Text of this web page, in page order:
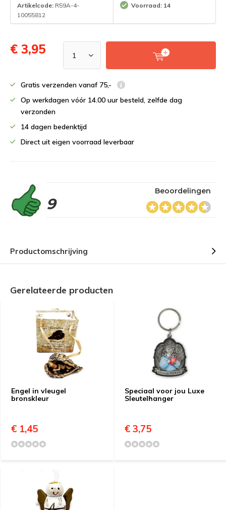
Artikelcode: R59A-4-
10055812
Voorraad: 14
€ 3,95
Gratis verzenden vanaf 75,-
Op werkdagen vóór 14.00 uur besteld, zelfde dag
verzonden
14 dagen bedenktijd
Direct uit eigen voorraad leverbaar
9
Beoordelingen
Productomschrijving
Gerelateerde producten
Engel in vleugel
bronskleur
€ 1,45
Speciaal voor jou Luxe
Sleutelhanger
€ 3,75